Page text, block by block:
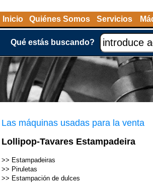
Inicio Quiénes Somos Servicios
Qué estás buscando?
Las máquinas usadas para la venta
Lollipop-Tavares Estampadeira
>> Estampadeiras
>> Piruletas
>> Estampación de dulces